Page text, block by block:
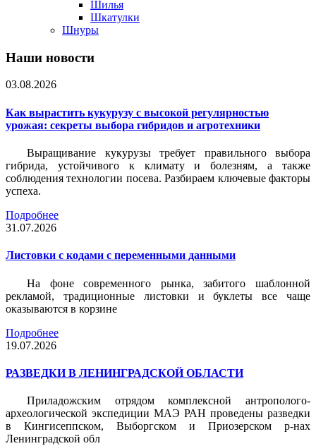
Шилья
Шкатулки
Шнуры
Наши новости
03.08.2026
Как вырастить кукурузу с высокой регулярностью
урожая: секреты выбора гибридов и агротехники
Выращивание кукурузы требует правильного выбора
гибрида, устойчивого к климату и болезням, а также
соблюдения технологии посева. Разбираем ключевые факторы
успеха.
Подробнее
31.07.2026
Листовки c кодами с переменными данными
На фоне современного рынка, забитого шаблонной
рекламой, традиционные листовки и буклеты все чаще
оказываются в корзине
Подробнее
19.07.2026
РАЗВЕДКИ В ЛЕНИНГРАДСКОЙ ОБЛАСТИ
Приладожским отрядом комплексной антрополого-
археологической экспедиции МАЭ РАН проведены разведки
в Кингисеппском, Выборгском и Приозерском р-нах
Ленинградской обл